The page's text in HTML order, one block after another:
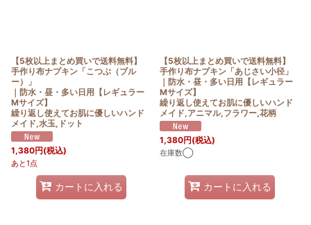
【5枚以上まとめ買いで送料無料】
手作り布ナプキン「こつぶ（ブル
ー）」
｜防水・昼・多い日用【レギュラー
Mサイズ】
繰り返し使えてお肌に優しいハンド
メイド,水玉,ドット
1,380円(税込)
あと1点
カートに入れる
【5枚以上まとめ買いで送料無料】
手作り布ナプキン「あじさい小径」
｜防水・昼・多い日用【レギュラー
Mサイズ】
繰り返し使えてお肌に優しいハンド
メイド,アニマル,フラワー,花柄
1,380円(税込)
在庫数◯
カートに入れる